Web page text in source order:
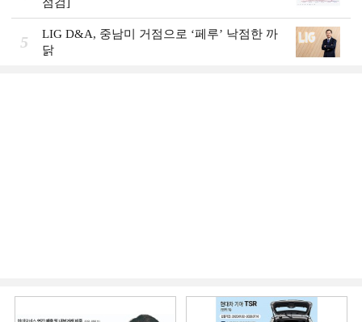
5
LIG D&A, 중남미 거점으로 ‘페루’ 낙점한 까
닭